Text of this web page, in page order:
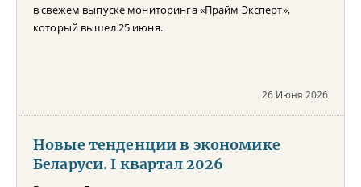
в свежем выпуске мониторинга «Прайм Эксперт»,
который вышел 25 июня.
26 Июня 2026
Новые тенденции в экономике
Беларуси. I квартал 2026